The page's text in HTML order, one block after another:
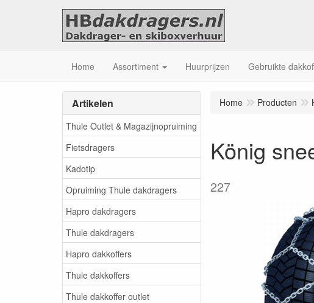
Home Assortiment Huurprijzen Gebruikte
Artikelen
Thule Outlet & Magazijnopruiming
Fietsdragers
Kadotip
Opruiming Thule dakdragers
Hapro dakdragers
Thule dakdragers
Hapro dakkoffers
Thule dakkoffers
Thule dakkoffer outlet
Home Producten
König
227